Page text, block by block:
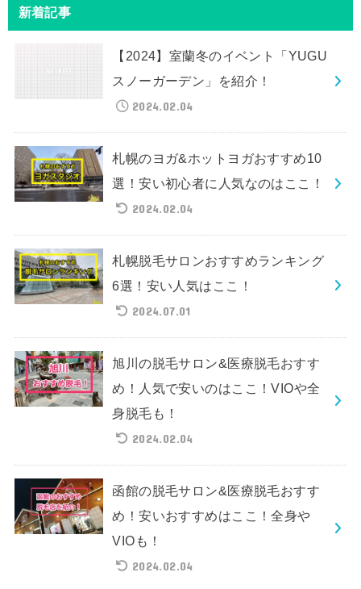
新着記事
【2024】室蘭冬のイベント「YUGU
スノーガーデン」を紹介！
2024.02.04
札幌のヨガ&ホットヨガおすすめ10
選！安い初心者に人気なのはここ！
2024.02.04
札幌脱毛サロンおすすめランキング
6選！安い人気はここ！
2024.07.01
旭川の脱毛サロン&医療脱毛おすす
め！人気で安いのはここ！VIOや全
身脱毛も！
2024.02.04
函館の脱毛サロン&医療脱毛おすす
め！安いおすすめはここ！全身や
VIOも！
2024.02.04